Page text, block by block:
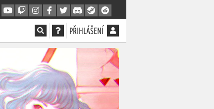
PŘIHLÁŠENÍ